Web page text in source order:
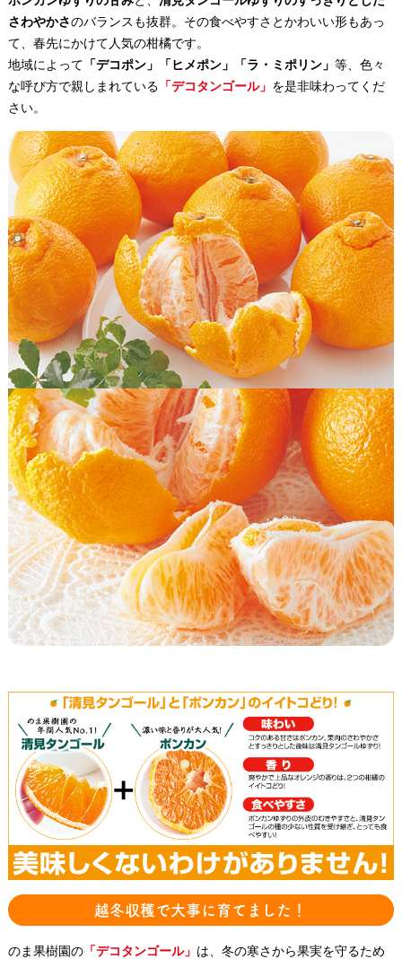
さわやかさのバランスも抜群。その食べやすさとかわいい形もあっ
て、春先にかけて人気の柑橘です。
地域によって 「デコポン」「ヒメポン」「ラ・ミポリン」 等、色々
な呼び方で親しまれている 「デコタンゴール」 を是非味わってくだ
さい。
越冬収穫で大事に育てました！
のま果樹園の「デコタンゴール」 は、冬の寒さから果実を守るため